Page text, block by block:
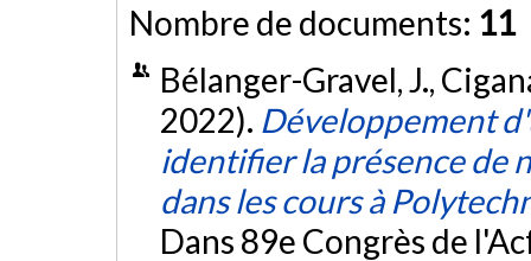
Nombre de documents: 11
Bélanger-Gravel, J.,
2022). Développement
identifier la présence de
dans les cours à
Dans 89e Congrès de